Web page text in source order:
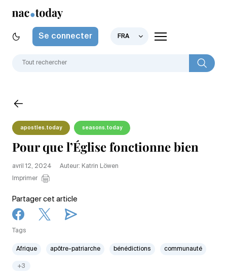
Se connecter FRA
apostles.today seasons.today
Pour que l’Église fonctionne bien
avril 12, 2024
Auteur: Katrin Löwen
Imprimer
Partager cet article
Tags
Afrique apôtre-patriarche bénédictions communauté
+3